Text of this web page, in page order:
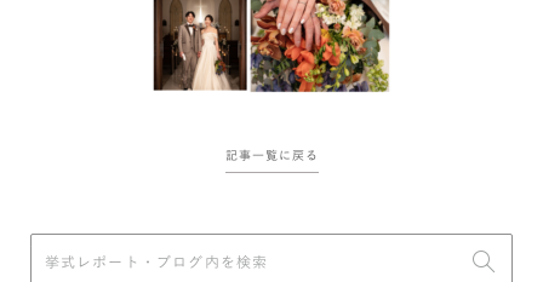
記事一覧に戻る